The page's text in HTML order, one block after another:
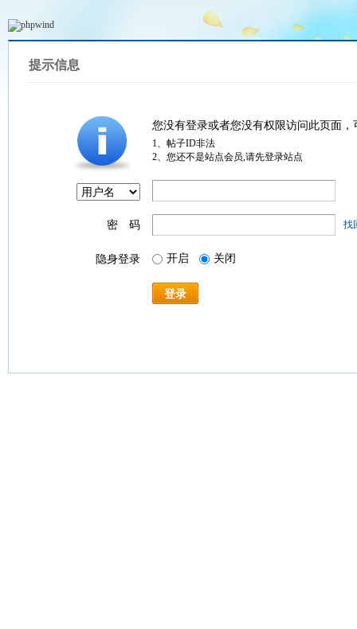
提示信息
您没有登录或者您没有权限访问此页面
1、帖子ID非法
2、您还不是站点会员,请先登录站点
密 码 找
隐身登录 开启 关闭
登录